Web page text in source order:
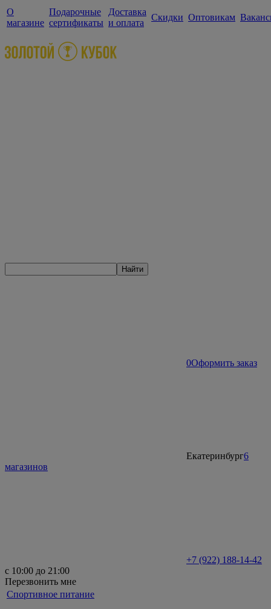
О
магазине
Подарочные
сертификаты
Доставка
и оплата
Скидки Оптовикам
Найти
0Оформить заказ
Екатеринбург6
магазинов
+7 (922) 188-14-42
с 10:00 до 21:00
Перезвонить мне
Спортивное питание